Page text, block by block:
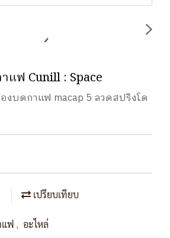
แฟ Cunill : Space
งบดกาแฟ macap 5 ลวดสปริงโด
เปรียบเทียบ
แฟ , อะไหล่